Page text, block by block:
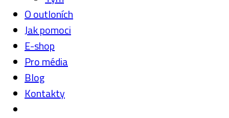
O outloních
Jak pomoci
E-shop
Pro média
Blog
Kontakty